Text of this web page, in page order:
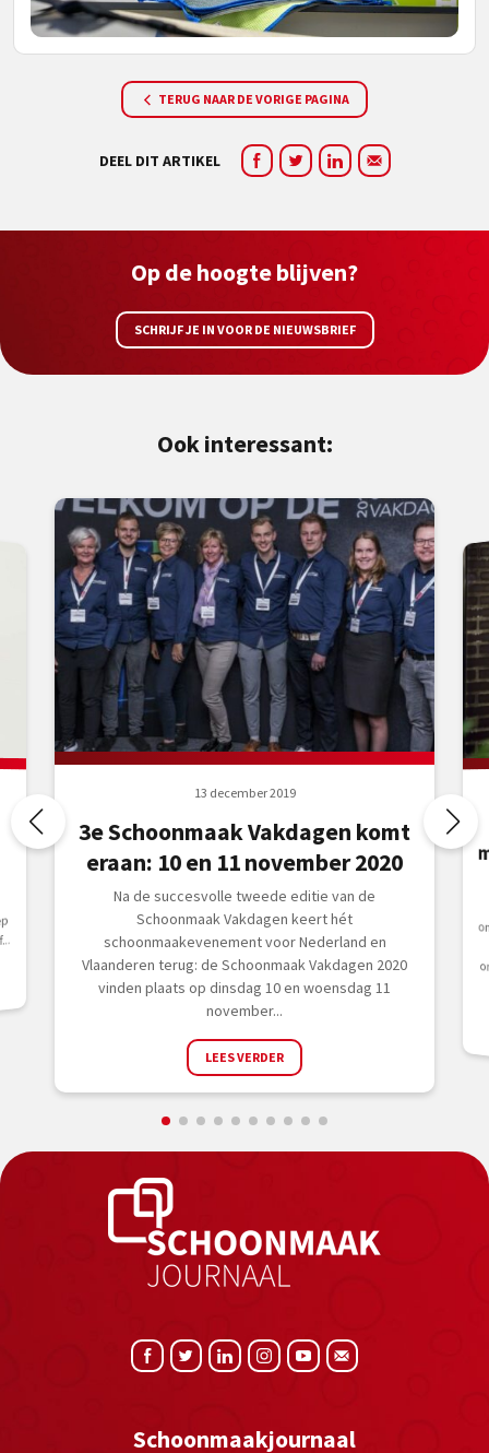
TERUG NAAR DE VORIGE PAGINA
DEEL DIT ARTIKEL
Op de hoogte blijven?
SCHRIJF JE IN VOOR DE NIEUWSBRIEF
Ook interessant:
13 december 2019
3e Schoonmaak Vakdagen komt
eraan: 10 en 11 november 2020
Na de succesvolle tweede editie van de
Schoonmaak Vakdagen keert hét
schoonmaakevenement voor Nederland en
Vlaanderen terug: de Schoonmaak Vakdagen 2020
vinden plaats op dinsdag 10 en woensdag 11
november...
LEES VERDER
Schoonmaakjournaal